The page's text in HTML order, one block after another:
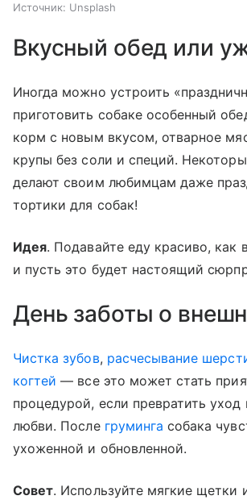
Источник: Unsplash
Вкусный обед или
Иногда можно устроить
приготовить собаке особенный
корм с новым вкусом, отварное
крупы без соли и специй.
делают своим любимцам даже
тортики для собак!
Идея. Подавайте еду красиво, как
и пусть это будет настоящий
День заботы о
Чистка зубов, расчесывание
когтей — все это может стать
процедурой, если превратить уход
любви. После груминга собака
ухоженной и обновленной.
Совет. Используйте мягкие щетки